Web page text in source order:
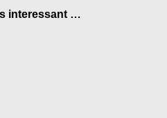
interessant …